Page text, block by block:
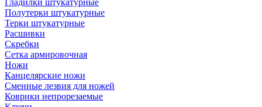
Гладилки штукатурные
Полутерки штукатурные
Терки штукатурные
Расшивки
Скребки
Сетка армировочная
Ножи
Канцелярские ножи
Сменные лезвия для ножей
Коврики непрорезаемые